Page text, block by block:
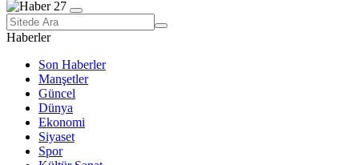
Haberler
Son Haberler
Manşetler
Güncel
Dünya
Ekonomi
Siyaset
Spor